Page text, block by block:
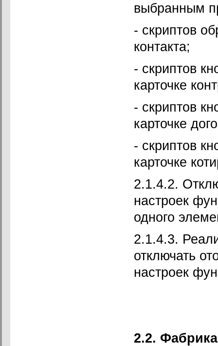
выбранным
- скриптов
контакта;
- скриптов
карточке
- скриптов
карточке
- скриптов
карточке
2.1.4.2.
настроек
одного
2.1.4.3.
отключать
настроек
2.2.